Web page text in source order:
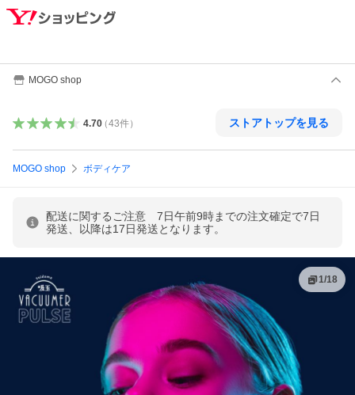
MOGO shop
4.70（43件） ストアトップを見る
MOGO shop ボディケア
配送に関するご注意 7日午前9時までの注文確定で7日
発送、以降は17日発送となります。
1/18